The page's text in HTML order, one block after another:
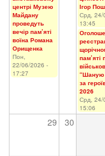
центрі Музею
Майдану
проведуть
вечір пам’яті
воїна Романа
Орищенка
Пон,
22/06/2026 -
17:27
Ігор
Срд, 24/
13:45
пам’яті
“Шаную
за
2026
Срд, 24/
15:06
29 30